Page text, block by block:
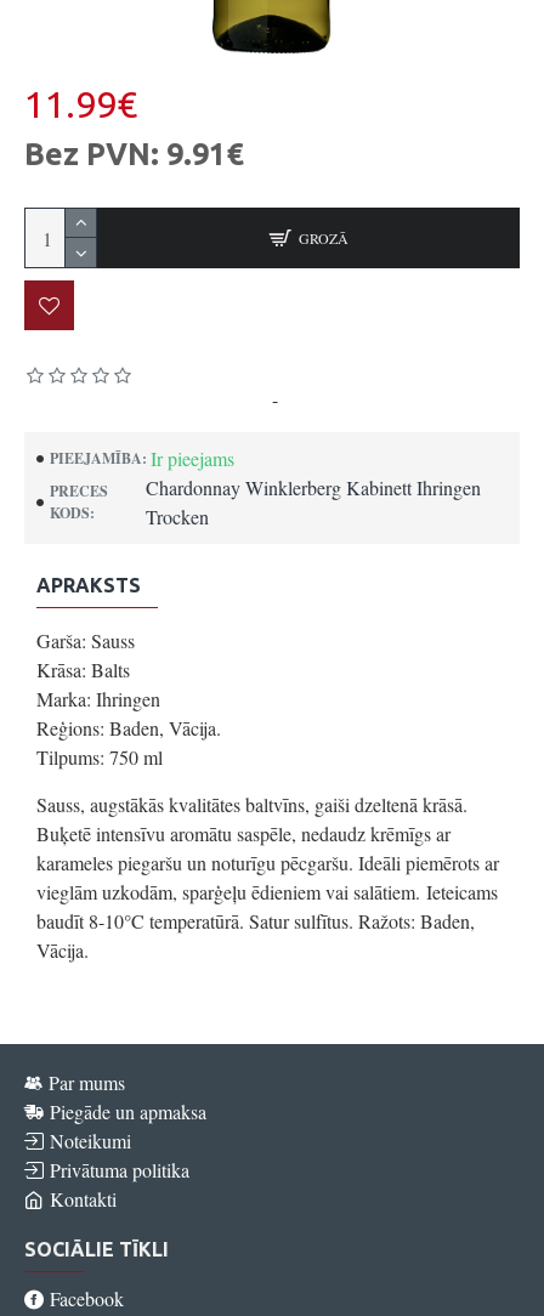
PIEEJAMĪBA: Ir pieejams
PRECES
KODS:
Chardonnay Winklerberg Kabinett Ihringen
Trocken
-
11.99€
Bez PVN: 9.91€
GROZĀ
APRAKSTS
Garša: Sauss
Krāsa: Balts
Marka: Ihringen
Reģions: Baden, Vācija.
Tilpums: 750 ml
Sauss, augstākās kvalitātes baltvīns, gaiši dzeltenā krāsā.
Buķetē intensīvu aromātu saspēle, nedaudz krēmīgs ar
karameles piegaršu un noturīgu pēcgaršu. Ideāli piemērots ar
vieglām uzkodām, sparģeļu ēdieniem vai salātiem. Ieteicams
baudīt 8-10°C temperatūrā. Satur sulfītus. Ražots: Baden,
Vācija.
Par mums
Piegāde un apmaksa
Noteikumi
Privātuma politika
Kontakti
SOCIĀLIE TĪKLI
Facebook